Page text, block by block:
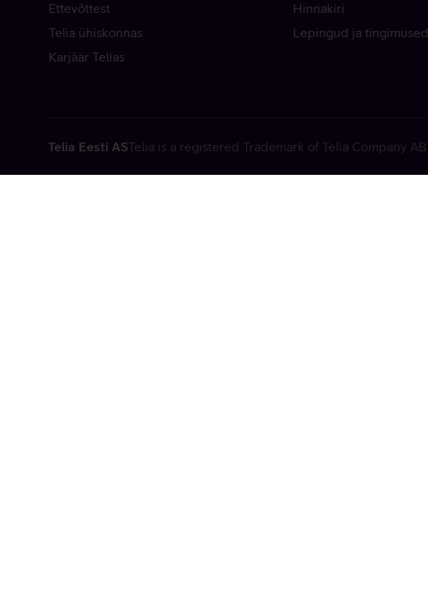
Ettevõttest
Telia ühiskonnas
Karjäär Telias
Hinnakiri
Lepingud ja tingimused
Telia Eesti ASTelia is a registered Trademark of Telia Company AB